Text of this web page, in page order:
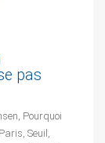
pas
Pourquoi
Seuil,